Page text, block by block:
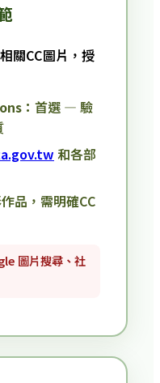
關CC圖片，授
： 首選 — 驗
和各部
品，需明確CC
圖片搜尋、社